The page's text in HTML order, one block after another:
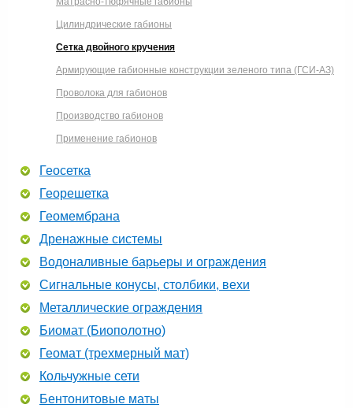
Цилиндрические габионы
Сетка двойного кручения
Армирующие габионные конструкции зеленого типа (ГСИ-АЗ)
Проволока для габионов
Производство габионов
Применение габионов
Геосетка
Георешетка
Геомембрана
Дренажные системы
Водоналивные барьеры и ограждения
Сигнальные конусы, столбики, вехи
Металлические ограждения
Биомат (Биополотно)
Геомат (трехмерный мат)
Кольчужные сети
Бентонитовые маты